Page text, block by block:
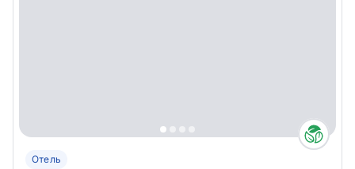
Отель